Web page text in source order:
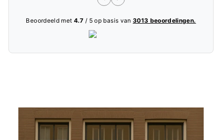
Beoordeeld met 4.7 / 5 op basis van 3013 beoordelingen.